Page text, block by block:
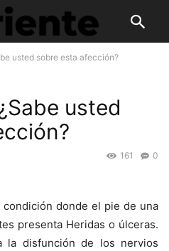
usted sobre esta afección?
usted
0
161
donde el pie de una
presenta Heridas o úlceras.
la disfunción de los nervios